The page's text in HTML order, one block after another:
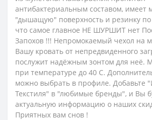
антибактериальным составом, имеет
"дышащую" поверхность и резинку
что самое главное НЕ ШУРШИТ нет
Запохов !!! Непромокаемый чехол на
Вашу кровать от непредвиденного
послужит надёжным зонтом для неё.
при температуре до 40 С.
можно выбрать в профиле. Добавьте
Текстиля" в "любимые бренды", и Вы
актуальную информацию о наших
Приятных вам снов !